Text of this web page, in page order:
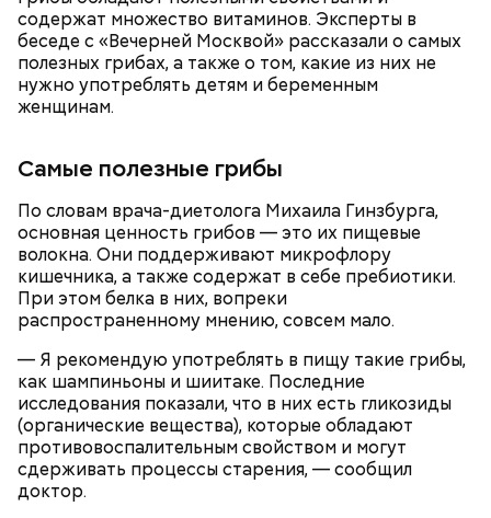
содержат множество витаминов. Эксперты в
беседе с «Вечерней Москвой» рассказали о самых
полезных грибах, а также о том, какие из них не
нужно употреблять детям и беременным
женщинам.
Самые полезные грибы
По словам врача-диетолога Михаила Гинзбурга,
основная ценность грибов — это их пищевые
волокна. Они поддерживают микрофлору
кишечника, а также содержат в себе пребиотики.
При этом белка в них, вопреки
распространенному мнению, совсем мало.
— Я рекомендую употреблять в пищу такие грибы,
как шампиньоны и шиитаке. Последние
исследования показали, что в них есть гликозиды
(органические вещества), которые обладают
противовоспалительным свойством и могут
сдерживать процессы старения, — сообщил
доктор.
Терапевт Кондрахин назвал
продукты и напитки, которые
выводят токсины из организма
Ранние плоды, по словам врача, лучше не есть:
Чистит сосуды и защищает от
рака: чем полезен кресс-салат